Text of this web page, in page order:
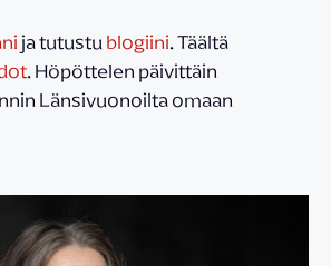
ja tutustublogiini. Täältä
. Höpöttelen päivittäin
Länsivuonoilta omaan